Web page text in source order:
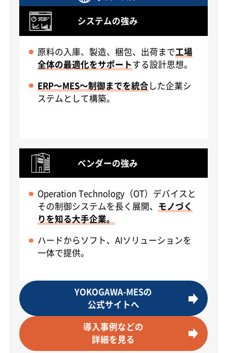
システムの強み
原料の入庫、製造、梱包、出荷まで工場
全体の最適化をサポートする設計思想。
ERP～MES～制御までを統合した企業シ
ステムとして構築。
ベンダーの強み
Operation Technology（OT）デバイスと
その制御システムを長く展開、 モノづく
りを知る大手企業。
ハードからソフト、AIソリューションを
一体で提供。
YOKOGAWA-MESの
公式サイトへ
導入事例などの
詳細を見る